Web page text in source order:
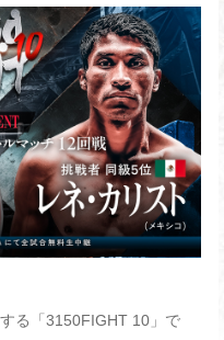
る「3150FIGHT 10」で